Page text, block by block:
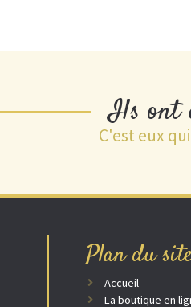
Ils ont
C'est eux
Plan du
Accueil
La boutique en